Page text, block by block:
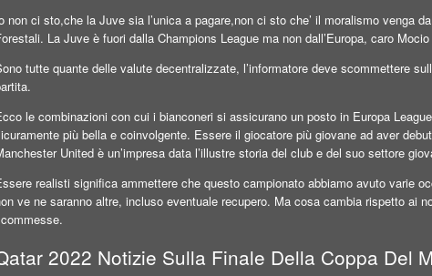
non ci sto,che la Juve sia l’unica a pagare,non ci sto che’ il moralismo venga
La Juve è fuori dalla Champions League ma non dall’Europa, caro
tutte quante delle valute decentralizzate, l’informatore deve scommettere
le combinazioni con cui i bianconeri si assicurano un posto in Europa
più bella e coinvolgente. Essere il giocatore più giovane ad aver
United è un’impresa data l’illustre storia del club e del suo settore
realisti significa ammettere che questo campionato abbiamo avuto varie
ve ne saranno altre, incluso eventuale recupero. Ma cosa cambia rispetto ai
2022 Notizie Sulla Finale Della Coppa Del